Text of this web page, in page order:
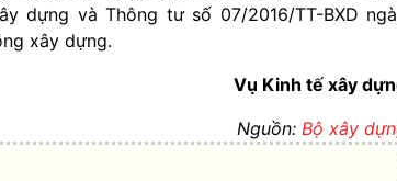
dựng và Thông tư số 07/2016/TT-BXD
xây dựng.
Vụ Kinh tế xây
Nguồn: Bộ xây